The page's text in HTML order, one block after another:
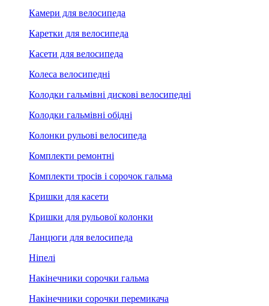
Камери для велосипеда
Каретки для велосипеда
Касети для велосипеда
Колеса велосипедні
Колодки гальмівні дискові велосипедні
Колодки гальмівні обідні
Колонки рульові велосипеда
Комплекти ремонтні
Комплекти тросів і сорочок гальма
Кришки для касети
Кришки для рульової колонки
Ланцюги для велосипеда
Ніпелі
Накінечники сорочки гальма
Накінечники сорочки перемикача